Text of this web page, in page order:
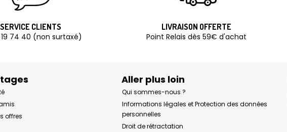
SERVICE CLIENTS
74 40 (non surtaxé)
LIVRAISON OFFERTE
Point Relais dès 59€ d'achat
offres
Aller plus loin
Qui sommes-nous ?
Informations légales et Protection des données
personnelles
Droit de rétractation